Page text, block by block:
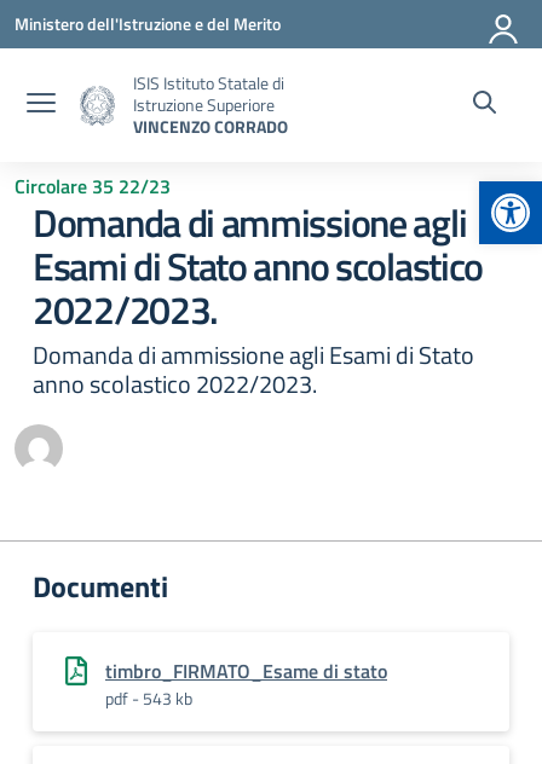
Vai ai contenuti
Vai al menu di navigazione
Vai al footer
Ministero dell'Istruzione e del Merito
ISIS Istituto Statale di
Istruzione Superiore
VINCENZO CORRADO
Circolare 35 22/23
Domanda di ammissione agli
Esami di Stato anno scolastico
2022/2023.
Domanda di ammissione agli Esami di Stato
anno scolastico 2022/2023.
Documenti
timbro_FIRMATO_Esame di stato
pdf - 543 kb